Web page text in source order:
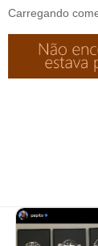
Carregando